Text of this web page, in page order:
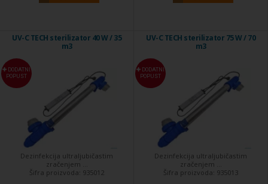
UV-C TECH sterilizator 40 W / 35
m3
DODATNI
POPUST
Dezinfekcija ultraljubičastim
zračenjem ...
Šifra proizvoda: 935012
UV-C TECH sterilizator 75 W / 70
m3
DODATNI
POPUST
Dezinfekcija ultraljubičastim
zračenjem ...
Šifra proizvoda: 935013